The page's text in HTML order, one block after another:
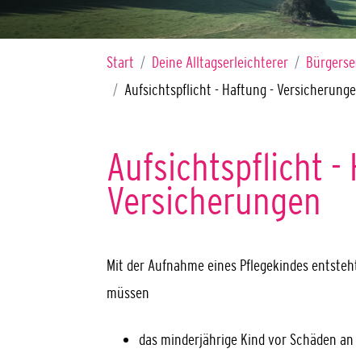
Sie sind hier:
Start Deine Alltagserleichterer
Aufsichtspflicht - Haftung -
Aufsichtspflicht -
Versicherungen
Mit der Aufnahme eines Pflegekindes
müssen
das minderjährige Kind vor Schäden